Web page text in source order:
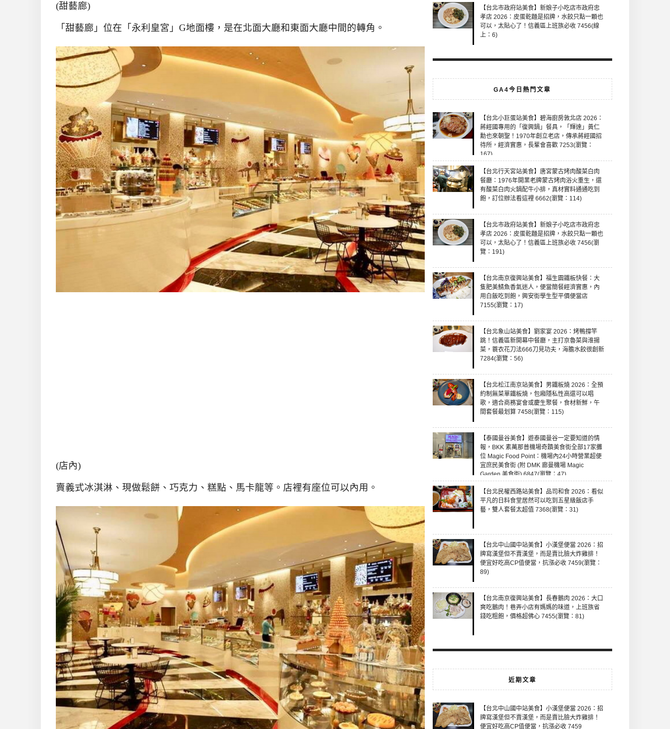
(甜藝廊)
「甜藝廊」位在「永利皇宮」G地面樓，是在北面大廳和東面大廳中間的轉角。
(店內)
賣義式冰淇淋、現做鬆餅、巧克力、糕點、馬卡龍等。店裡有座位可以內用。
【台北市政府站美食】新娘子小吃店市政府忠
孝店 2026：皮蛋乾麵是招牌，水餃只點一顆也
可以，太貼心了！信義區上班族必收 7456(線
上：6)
GA4今日熱門文章
【台北小巨蛋站美食】碧海廚房敦北店 2026：
蔣經國專用的「復興鍋」餐具，「輝達」黃仁
勳也來朝聖！1970年創立老店，傳承蔣經國招
待所，經濟實惠，長輩會喜歡 7253(瀏覽：
167)
【台北行天宮站美食】唐宮蒙古烤肉酸菜白肉
餐廳：1976年開業老牌蒙古烤肉浴火重生，還
有酸菜白肉火鍋配牛小排，真材實料通通吃到
飽，訂位辦法看這裡 6662(瀏覽：114)
【台北市政府站美食】新娘子小吃店市政府忠
孝店 2026：皮蛋乾麵是招牌，水餃只點一顆也
可以，太貼心了！信義區上班族必收 7456(瀏
覽：191)
【台北南京復興站美食】福生園鐵板快餐：大
隻肥美鯖魚香氣迷人，便當簡餐經濟實惠，內
用白飯吃到飽，興安街學生型平價便當店
7155(瀏覽：17)
【台北象山站美食】劉家宴 2026：烤鴨撐竿
跳！信義區新開幕中餐廳，主打京魯菜與淮揚
菜，蓑衣花刀法666刀見功夫，海膽水餃很創新
7284(瀏覽：56)
【台北松江南京站美食】男鐵板燒 2026：全預
約制無菜單鐵板燒，包廂隱私性高還可以唱
歌，適合商務宴會或慶生聚餐，食材新鮮，午
間套餐最划算 7458(瀏覽：115)
【泰國曼谷美食】遊泰國曼谷一定要知道的情
報，BKK 素萬那普機場奇蹟美食街全部17家攤
位 Magic Food Point：機場內24小時營業超便
宜庶民美食街 (附 DMK 廊曼機場 Magic
Garden 美食街) 6847(瀏覽：47)
【台北民權西路站美食】品司和食 2026：看似
平凡的日料食堂居然可以吃到五星級飯店手
藝，雙人套餐太超值 7368(瀏覽：31)
【台北中山國中站美食】小漢堡便當 2026：招
牌寫漢堡但不賣漢堡，而是賣比臉大炸雞排！
便宜好吃高CP值便當，抗漲必收 7459(瀏覽：
89)
【台北南京復興站美食】長春鵝肉 2026：大口
爽吃鵝肉！巷弄小店有媽媽的味道，上班族省
錢吃粗飽，價格超佛心 7455(瀏覽：81)
近期文章
【台北中山國中站美食】小漢堡便當 2026：招
牌寫漢堡但不賣漢堡，而是賣比臉大炸雞排！
便宜好吃高CP值便當，抗漲必收 7459